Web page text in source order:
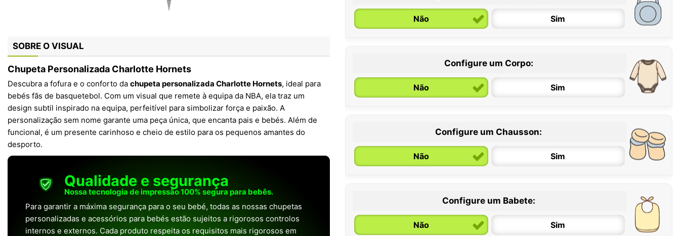
SOBRE O VISUAL
Chupeta Personalizada Charlotte Hornets
Descubra a fofura e o conforto da chupeta personalizada Charlotte Hornets, ideal para
bebés fãs de basquetebol. Com um visual que remete à equipa da NBA, ela traz um
design subtil inspirado na equipa, perfeitível para simbolizar força e paixão. A
personalização sem nome garante uma peça única, que encanta pais e bebés. Além de
funcional, é um presente carinhoso e cheio de estilo para os pequenos amantes do
desporto.
Qualidade e segurança
Nossa tecnologia de impressão 100% segura para bebês.
Para garantir a máxima segurança para o seu bebé, todas as nossas chupetas
personalizadas e acessórios para bebés estão sujeitos a rigorosos controlos
internos e externos. Cada produto respeita os requisitos mais rigorosos em
Não Sim
Configure um Corpo:
Não Sim
6 / 12 meses 12 / 18 meses
Configure um Chausson:
Não Sim
Configure um Babete:
Não Sim